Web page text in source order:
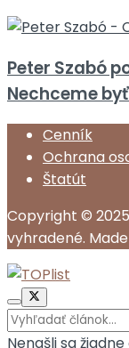
Peter Szabó
Nechceme
Cenník
Ochrana
Štatút
Copyright © 2025
vyhradené.
Nenašli sa